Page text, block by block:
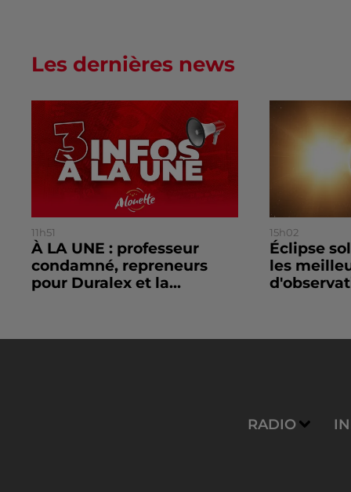
Les dernières news
11h51
À LA UNE : professeur
condamné, repreneurs
pour Duralex et la...
15h02
Éclipse
les
RADIO